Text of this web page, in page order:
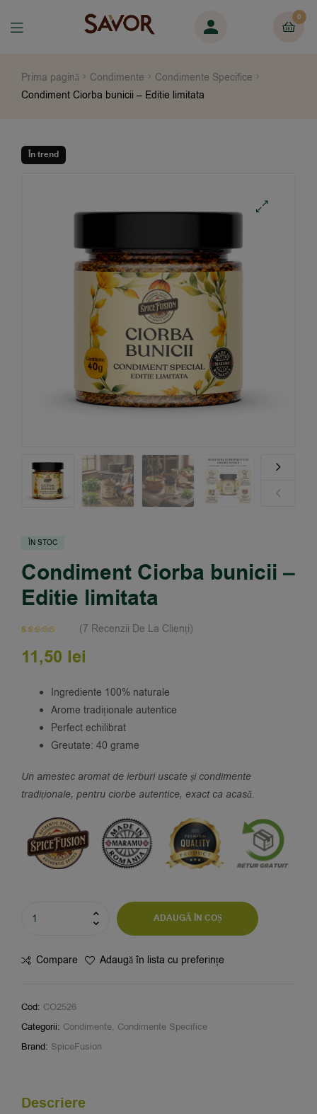
0
Prima pagină Condimente
Condimente Specifice
Condiment Ciorba bunicii – Editie limitata
În trend
ÎN STOC
Condiment Ciorba bunicii –
Editie limitata
5.00din 5 pe
baza a
clienți
(7 Recenzii De La Clienți)
11,50 lei
Ingrediente 100% naturale
Arome tradiționale autentice
Perfect echilibrat
Greutate: 40 grame
Un amestec aromat de ierburi uscate și condimente
tradiționale, pentru ciorbe autentice, exact ca acasă.
ADAUGĂ ÎN COȘ
Compare Adaugă în lista cu preferințe
Cod: CO2526
Categorii: Condimente, Condimente Specifice
Brand: SpiceFusion
Descriere